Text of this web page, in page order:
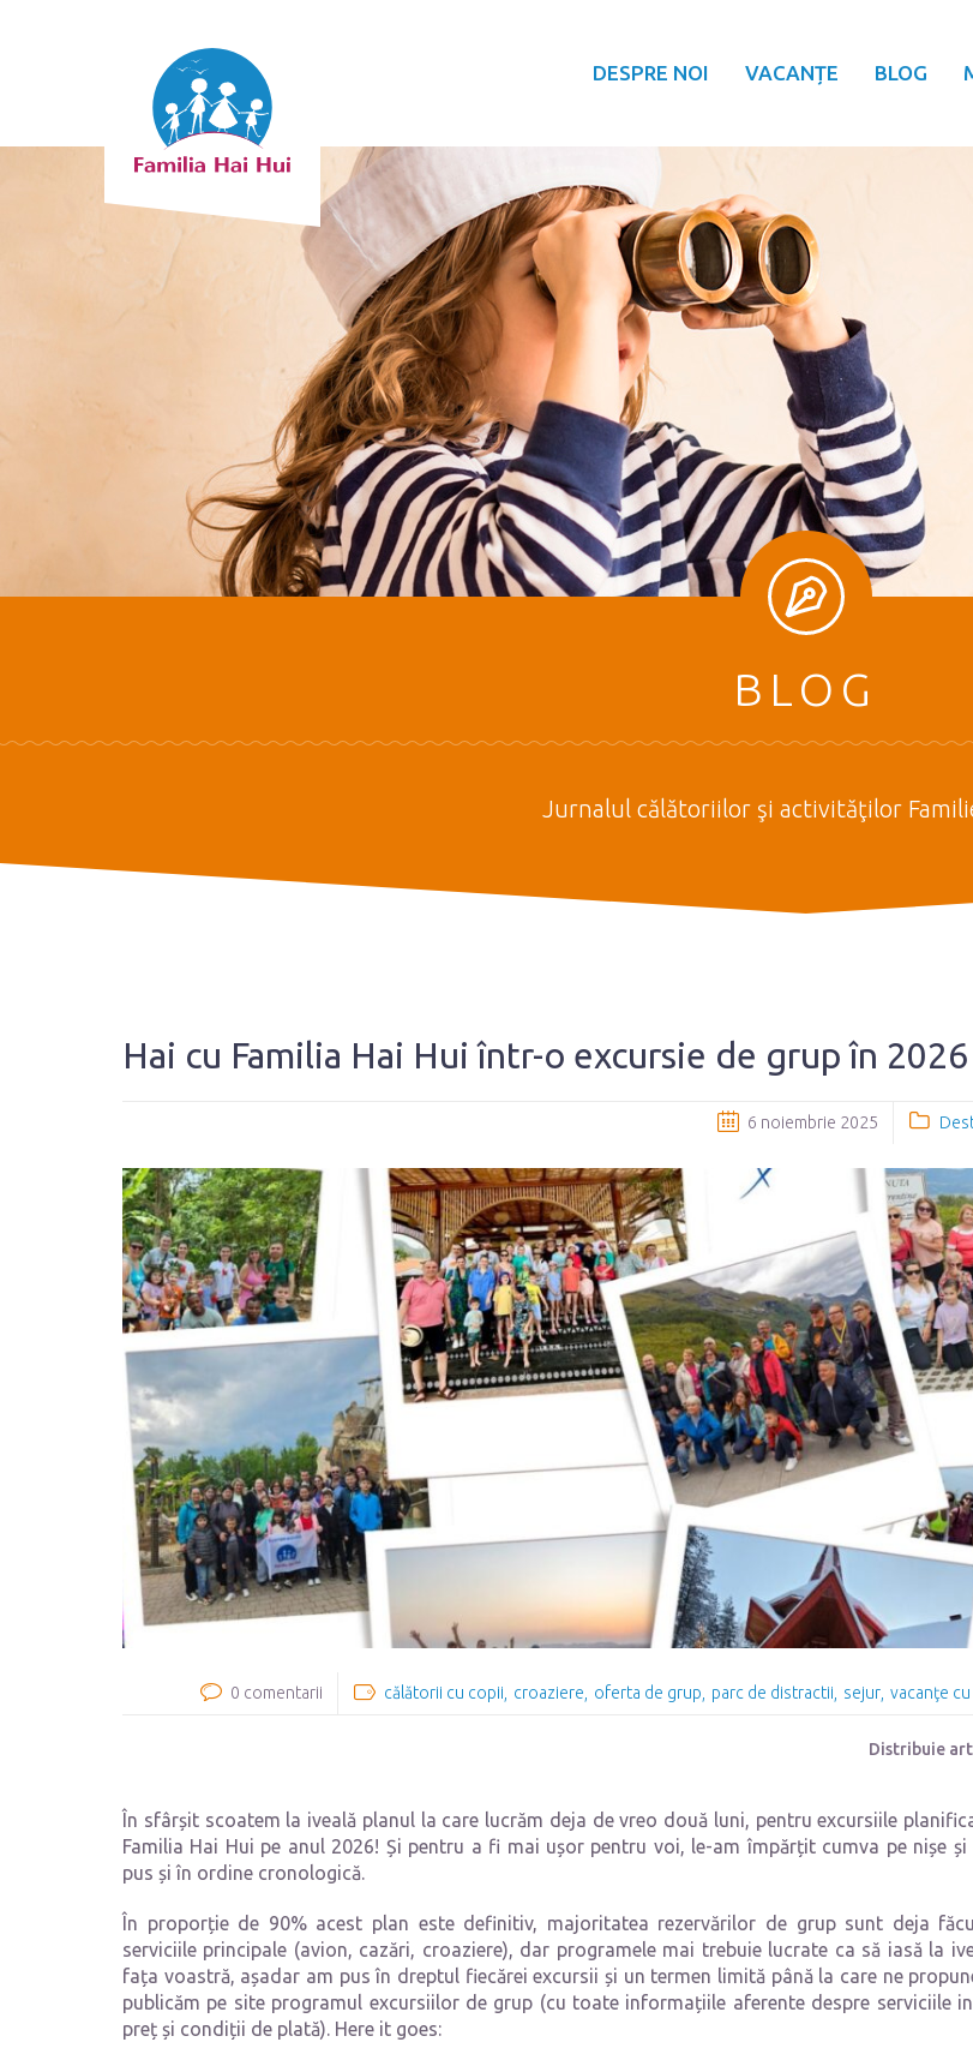
DESPRE NOI VACANȚE BLOG
BLOG
Jurnalul călătoriilor şi activităţilor
Hai cu Familia Hai Hui într-o excursie de grup în 2026
6 noiembrie 2025
0 comentarii călătorii cu copii croaziere oferta de grup parc de distractii sejur vacanţe
Distribuie
În sfârșit scoatem la iveală planul la care lucrăm deja de vreo două luni, pentru excursiile
Familia Hai Hui pe anul 2026! Și pentru a fi mai ușor pentru voi, le-am împărțit cumva pe nișe și
pus și în ordine cronologică.
În proporție de 90% acest plan este definitiv, majoritatea rezervărilor de grup sunt deja
serviciile principale (avion, cazări, croaziere), dar programele mai trebuie lucrate ca să iasă la
fața voastră, așadar am pus în dreptul fiecărei excursii și un termen limită până la care ne
publicăm pe site programul excursiilor de grup (cu toate informațiile aferente despre serviciile
preț și condiții de plată). Here it goes: